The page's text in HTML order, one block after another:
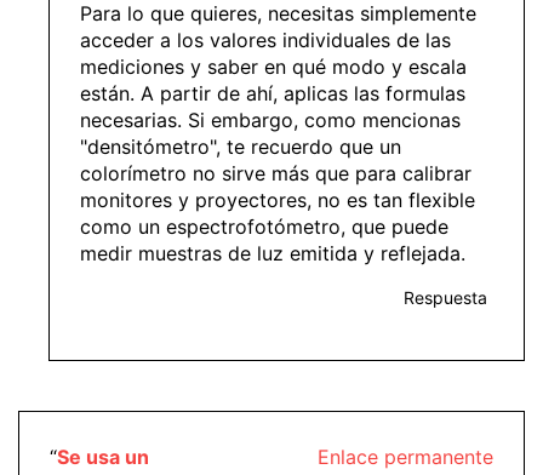
Para lo que quieres, necesitas simplemente
acceder a los valores individuales de las
mediciones y saber en qué modo y escala
están. A partir de ahí, aplicas las formulas
necesarias. Si embargo, como mencionas
"densitómetro", te recuerdo que un
colorímetro no sirve más que para calibrar
monitores y proyectores, no es tan flexible
como un espectrofotómetro, que puede
medir muestras de luz emitida y reflejada.
Respuesta
Enlace permanente
“Se usa un